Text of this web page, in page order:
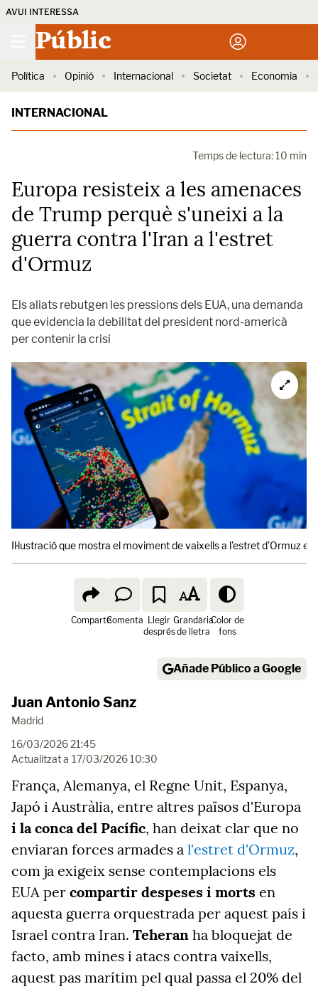
AVUI INTERESSA
Públic
Política Opinió Internacional Societat Economia
INTERNACIONAL
Temps de lectura: 10 min
Europa resisteix a les amenaces
de Trump perquè s'uneixi a la
guerra contra l'Iran a l'estret
d'Ormuz
Els aliats rebutgen les pressions dels EUA, una demanda
que evidencia la debilitat del president nord-americà
per contenir la crisi
Il·lustració que mostra el moviment de vaixells a l'estret d'Ormuz
ComparteComenta Llegir
després
Grandària
de lletra
Color de
fons
Añade Público a Google
Juan Antonio Sanz
Madrid
16/03/2026 21:45
Actualitzat a 17/03/2026 10:30
França, Alemanya, el Regne Unit, Espanya,
Japó i Austràlia, entre altres països d'Europa
i la conca del Pacífic, han deixat clar que no
enviaran forces armades a l'estret d'Ormuz,
com ja exigeix sense contemplacions els
EUA per compartir despeses i morts en
aquesta guerra orquestrada per aquest país i
Israel contra Iran. Teheran ha bloquejat de
facto, amb mines i atacs contra vaixells,
aquest pas marítim pel qual passa el 20% del